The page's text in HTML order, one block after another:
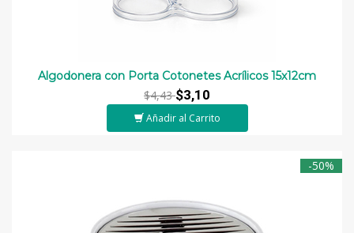
Algodonera con Porta Cotonetes Acrílicos 15x12cm
$4,43$3,10
Añadir al Carrito
-50%